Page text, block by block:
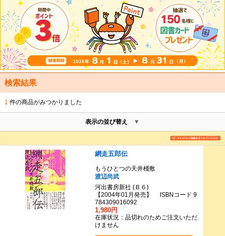
検索結果
1 件の商品がみつかりました
表示の並び替え
網走五郎伝
もうひとつの天井棧敷
渡辺尚武
河出書房新社 (Ｂ６)
【2004年01月発売】 ISBNコード 9
784309016092
1,980円
在庫状況：品切れのためご注文いただ
けません